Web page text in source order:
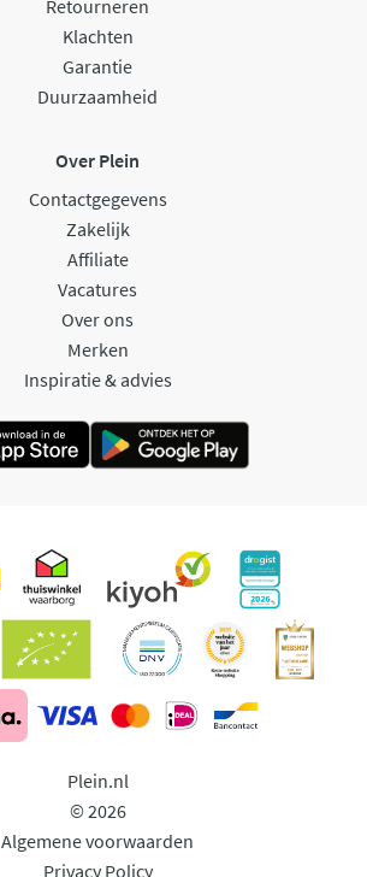
Retourneren
Klachten
Garantie
Duurzaamheid
Over Plein
Contactgegevens
Zakelijk
Affiliate
Vacatures
Over ons
Merken
Inspiratie & advies
Plein.nl
© 2026
Algemene voorwaarden
Privacy Policy